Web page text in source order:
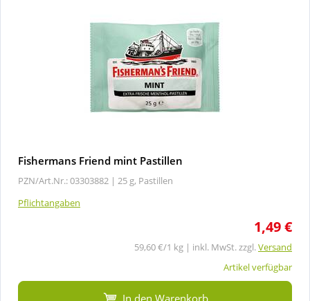
Fishermans Friend mint Pastillen
PZN/Art.Nr.: 03303882 | 25 g, Pastillen
Pflichtangaben
1,49 €
59,60 €/1 kg | inkl. MwSt. zzgl.Versand
Artikel verfügbar
In den Warenkorb